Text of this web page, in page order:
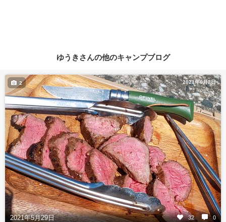
ゆうきさんの他のキャンプブログ
2021年6月2日
2021年5月29日 32 0
2